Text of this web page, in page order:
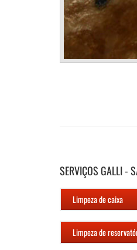
SERVIÇOS GALLI -
Limpeza de caixa
Limpeza de